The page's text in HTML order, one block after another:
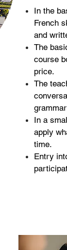
In the
French
and
The
course
price.
The
In a
apply
time.
Entry